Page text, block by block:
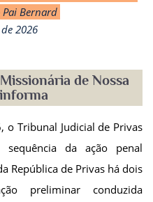
Bernard
2026
de Nossa
o Tribunal Judicial de Privas
da ação penal
República de Privas há dois
preliminar conduzida